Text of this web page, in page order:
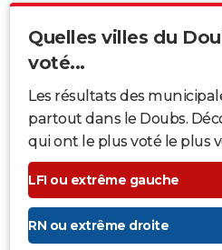
Quelles villes du
voté...
Les résultats des
partout dans le Doubs.
qui ont le plus voté le plus
LFI ou extrême gauche
RN ou extrême droite